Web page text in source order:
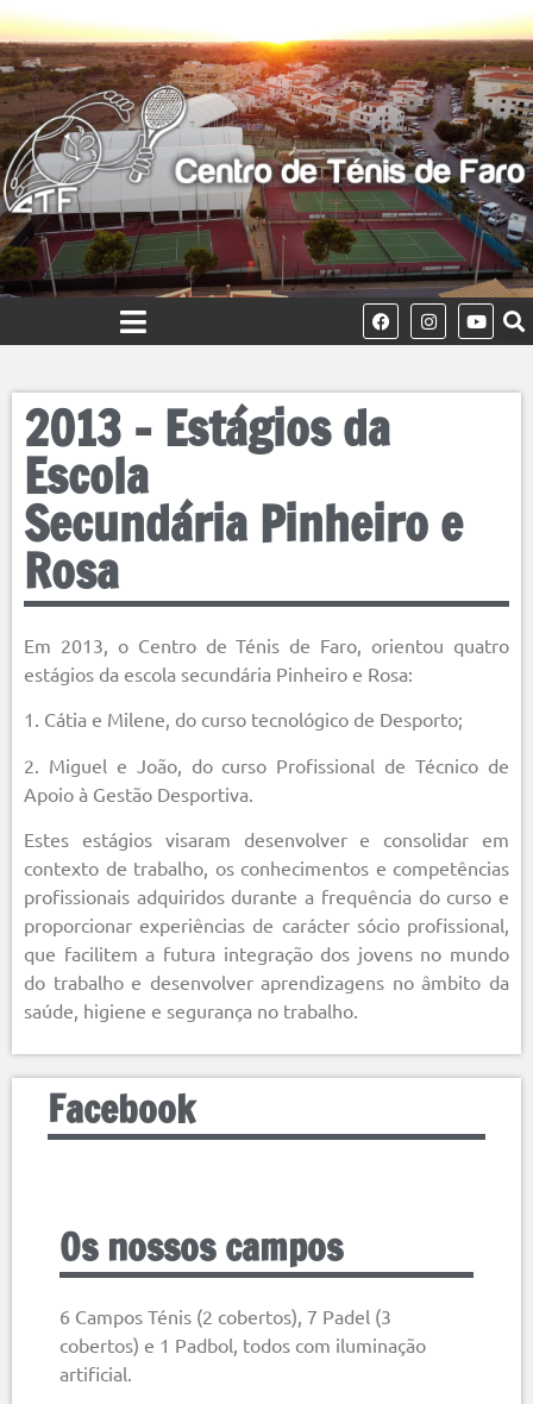
2013 – Estágios da
Escola
Secundária Pinheiro e
Rosa
Em 2013, o Centro de Ténis de Faro, orientou quatro
estágios da escola secundária Pinheiro e Rosa:
1. Cátia e Milene, do curso tecnológico de Desporto;
2. Miguel e João, do curso Profissional de Técnico de
Apoio à Gestão Desportiva.
Estes estágios visaram desenvolver e consolidar em
contexto de trabalho, os conhecimentos e competências
profissionais adquiridos durante a frequência do curso e
proporcionar experiências de carácter sócio profissional,
que facilitem a futura integração dos jovens no mundo
do trabalho e desenvolver aprendizagens no âmbito da
saúde, higiene e segurança no trabalho.
Facebook
Os nossos campos
6 Campos Ténis (2 cobertos), 7 Padel (3
cobertos) e 1 Padbol, todos com iluminação
artificial.